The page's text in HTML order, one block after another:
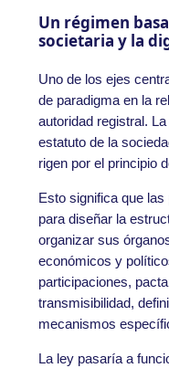
Un régimen
societaria y la
Uno de los ejes
de paradigma en la
autoridad registral.
estatuto de la
rigen por el principio
Esto significa que
para diseñar la
organizar sus
económicos y
participaciones,
transmisibilidad,
mecanismos
La ley pasaría a